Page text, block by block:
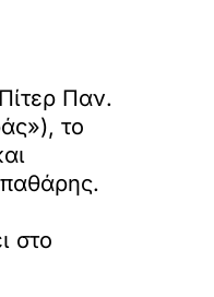
Παν.
το
στο